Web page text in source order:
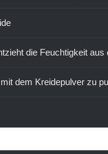
die Feuchtigkeit aus
dem Kreidepulver zu